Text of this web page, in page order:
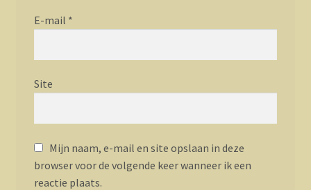
E-mail *
Site
Mijn naam, e-mail en site opslaan in deze
browser voor de volgende keer wanneer ik een
reactie plaats.